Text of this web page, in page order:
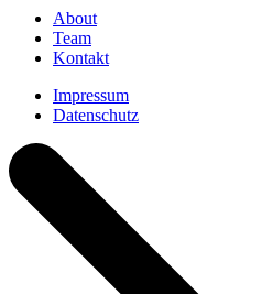
About
Team
Kontakt
Impressum
Datenschutz